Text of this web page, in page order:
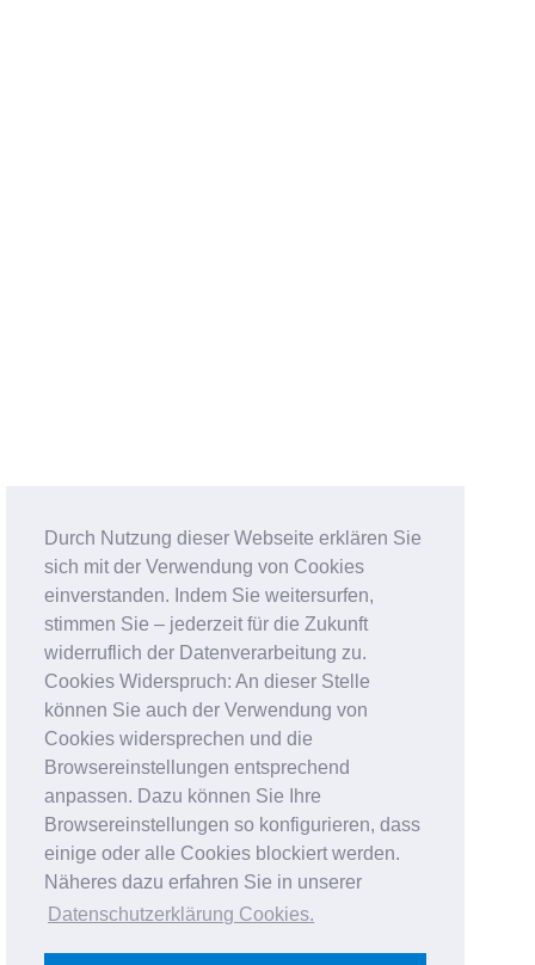
Durch Nutzung dieser Webseite erklären Sie
sich mit der Verwendung von Cookies
einverstanden. Indem Sie weitersurfen,
stimmen Sie – jederzeit für die Zukunft
widerruflich der Datenverarbeitung zu.
Cookies Widerspruch: An dieser Stelle
können Sie auch der Verwendung von
Cookies widersprechen und die
Browsereinstellungen entsprechend
anpassen. Dazu können Sie Ihre
Browsereinstellungen so konfigurieren, dass
einige oder alle Cookies blockiert werden.
Näheres dazu erfahren Sie in unserer
Datenschutzerklärung Cookies.